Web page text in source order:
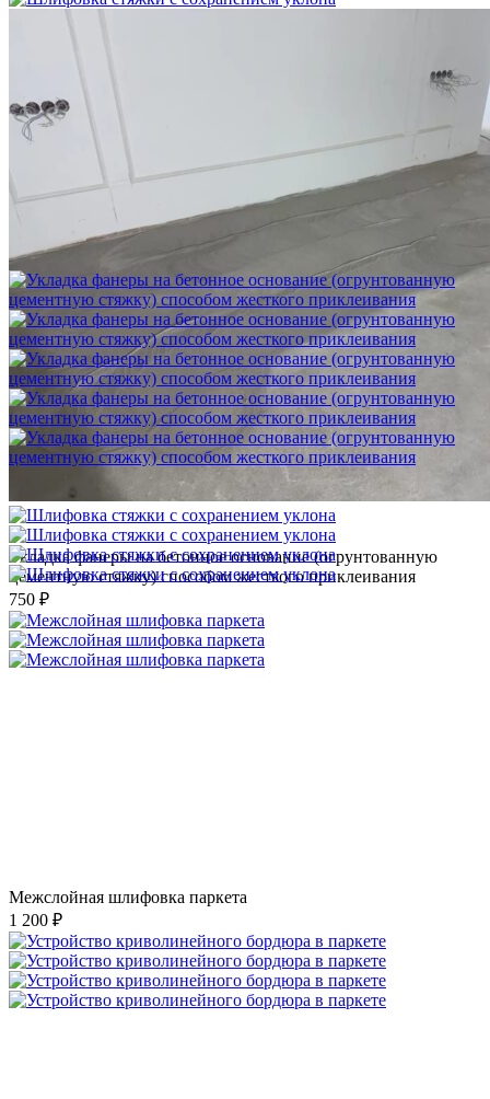
Шлифовка стяжки с сохранением уклона
1 500 ₽
Укладка фанеры на бетонное основание (огрунтованную
цементную стяжку) способом жесткого приклеивания
750 ₽
Межслойная шлифовка паркета
1 200 ₽